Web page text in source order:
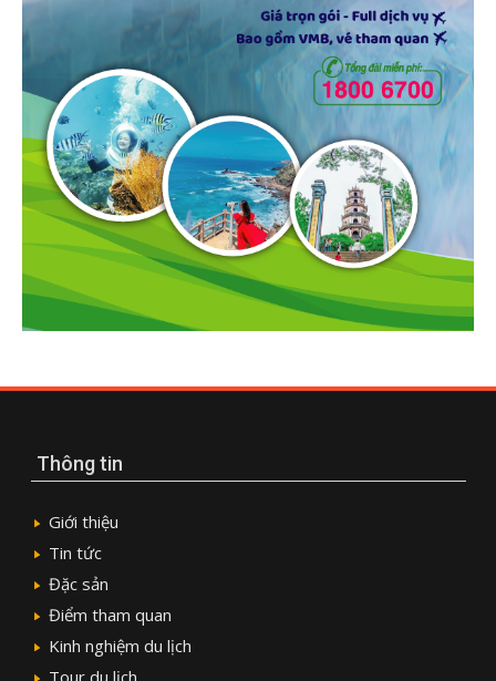
Thông tin
Giới thiệu
Tin tức
Đặc sản
Điểm tham quan
Kinh nghiệm du lịch
Tour du lịch